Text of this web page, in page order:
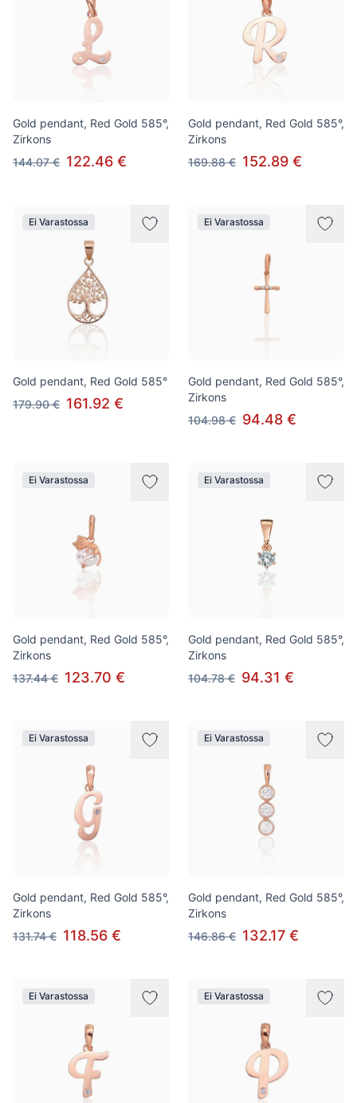
Gold pendant, Red Gold 585°,
Zirkons
144.07 € 122.46 €
Gold pendant, Red Gold 585°,
Zirkons
169.88 € 152.89 €
Ei Varastossa
Gold pendant, Red Gold 585°
179.90 € 161.92 €
Ei Varastossa
Gold pendant, Red Gold 585°,
Zirkons
104.98 € 94.48 €
Ei Varastossa
Gold pendant, Red Gold 585°,
Zirkons
137.44 € 123.70 €
Ei Varastossa
Gold pendant, Red Gold 585°,
Zirkons
104.78 € 94.31 €
Ei Varastossa
Gold pendant, Red Gold 585°,
Zirkons
131.74 € 118.56 €
Ei Varastossa
Gold pendant, Red Gold 585°,
Zirkons
146.86 € 132.17 €
Ei Varastossa Ei Varastossa